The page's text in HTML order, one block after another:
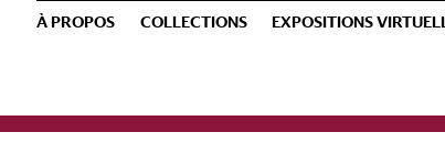
À PROPOS COLLECTIONS EXPOSITIONS